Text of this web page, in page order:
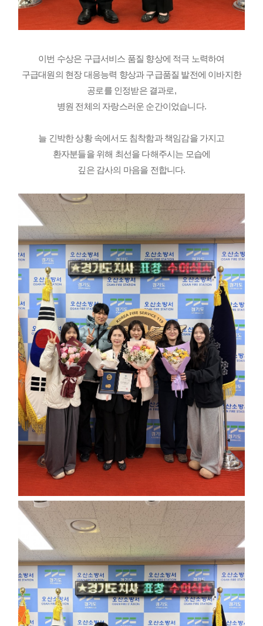
이번 수상은 구급서비스 품질 향상에 적극 노력하여
구급대원의 현장 대응능력 향상과 구급품질 발전에 이바지한
공로를 인정받은 결과로,
병원 전체의 자랑스러운 순간이었습니다.
늘 긴박한 상황 속에서도 침착함과 책임감을 가지고
환자분들을 위해 최선을 다해주시는 모습에
깊은 감사의 마음을 전합니다.